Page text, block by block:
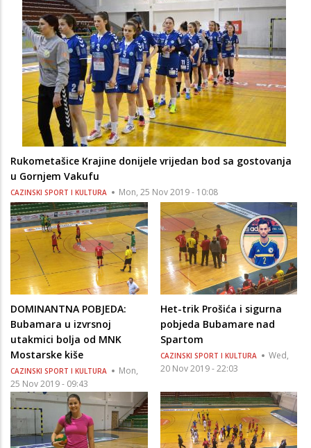
Rukometašice Krajine donijele vrijedan bod sa gostovanja
u Gornjem Vakufu
CAZINSKI SPORT I KULTURA Mon, 25 Nov 2019 - 10:08
DOMINANTNA POBJEDA:
Bubamara u izvrsnoj
utakmici bolja od MNK
Mostarske kiše
CAZINSKI SPORT I KULTURA
Mon,
25 Nov 2019 - 09:43
Het-trik Prošića i sigurna
pobjeda Bubamare nad
Spartom
CAZINSKI SPORT I KULTURA
Wed,
20 Nov 2019 - 22:03